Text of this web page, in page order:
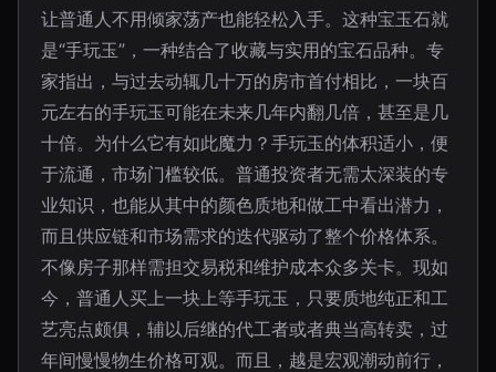
让普通人不用倾家荡产也能轻松入手。这种宝玉石就
是“手玩玉”，一种结合了收藏与实用的宝石品种。专
家指出，与过去动辄几十万的房市首付相比，一块百
元左右的手玩玉可能在未来几年内翻几倍，甚至是几
十倍。为什么它有如此魔力？手玩玉的体积适小，便
于流通，市场门槛较低。普通投资者无需太深装的专
业知识，也能从其中的颜色质地和做工中看出潜力，
而且供应链和市场需求的迭代驱动了整个价格体系。
不像房子那样需担交易税和维护成本众多关卡。现如
今，普通人买上一块上等手玩玉，只要质地纯正和工
艺亮点颇俱，辅以后继的代工者或者典当高转卖，过
年间慢慢物生价格可观。而且，越是宏观潮动前行，